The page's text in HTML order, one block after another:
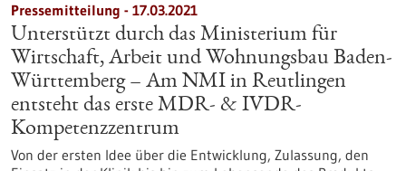
Pressemitteilung - 17.03.2021
Unterstützt durch das Ministerium für
Wirtschaft, Arbeit und Wohnungsbau Baden-
Württemberg – Am NMI in Reutlingen
entsteht das erste MDR- & IVDR-
Kompetenzzentrum
Von der ersten Idee über die Entwicklung, Zulassung, den